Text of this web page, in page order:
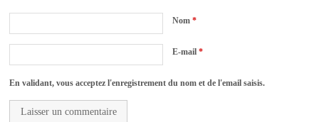
Nom*
E-mail*
En validant, vous acceptez l'enregistrement du nom et de l'email saisis.